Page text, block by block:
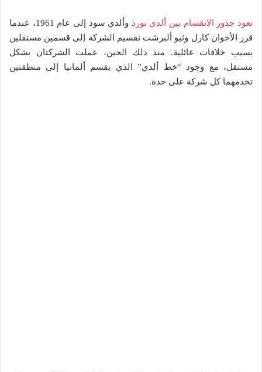
تعود جذور الانقسام بين ألدي نورد
وألدي سود إلى عام 1961، عندما
قرر الأخوان كارل وثيو ألبرشت تقسيم الشركة إلى قسمين مستقلين
بسبب خلافات عائلية. منذ ذلك الحين، عملت الشركتان بشكل
مستقل، مع وجود “خط ألدي” الذي يقسم ألمانيا إلى منطقتين
تخدمهما كل شركة على حدة.